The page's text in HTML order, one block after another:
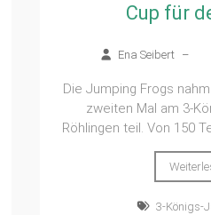
Cup für
Ena Seibert –
Die Jumping Frogs
zweiten Mal am 3-
Röhlingen teil. Von 150
3-Königs-